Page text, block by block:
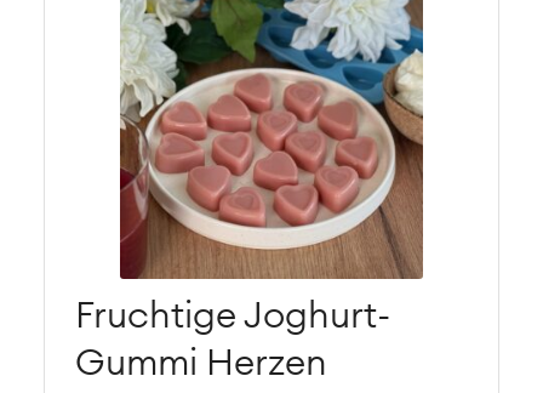
Fruchtige Joghurt-
Gummi Herzen